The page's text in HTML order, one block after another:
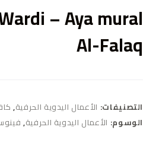
– Aya mural
Al-Falaq
التصنيفات: الأعمال اليدوية الحرفية,
الوسوم: الأعمال اليدوية الحرفية,